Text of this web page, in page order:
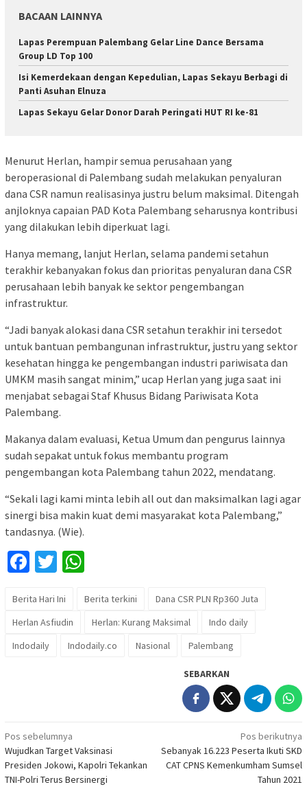
BACAAN LAINNYA
Lapas Perempuan Palembang Gelar Line Dance Bersama
Group LD Top 100
Isi Kemerdekaan dengan Kepedulian, Lapas Sekayu Berbagi di
Panti Asuhan Elnuza
Lapas Sekayu Gelar Donor Darah Peringati HUT RI ke-81
Menurut Herlan, hampir semua perusahaan yang
beroperasional di Palembang sudah melakukan penyaluran
dana CSR namun realisasinya justru belum maksimal. Ditengah
anjloknya capaian PAD Kota Palembang seharusnya kontribusi
yang dilakukan lebih diperkuat lagi.
Hanya memang, lanjut Herlan, selama pandemi setahun
terakhir kebanyakan fokus dan prioritas penyaluran dana CSR
perusahaan lebih banyak ke sektor pengembangan
infrastruktur.
“Jadi banyak alokasi dana CSR setahun terakhir ini tersedot
untuk bantuan pembangunan infrastruktur, justru yang sektor
kesehatan hingga ke pengembangan industri pariwisata dan
UMKM masih sangat minim,” ucap Herlan yang juga saat ini
menjabat sebagai Staf Khusus Bidang Pariwisata Kota
Palembang.
Makanya dalam evaluasi, Ketua Umum dan pengurus lainnya
sudah sepakat untuk fokus membantu program
pengembangan kota Palembang tahun 2022, mendatang.
“Sekali lagi kami minta lebih all out dan maksimalkan lagi agar
sinergi bisa makin kuat demi masyarakat kota Palembang,”
tandasnya. (Wie).
Facebook
Twitter
Berita Hari Ini Berita terkini
Dana CSR PLN Rp360 Juta
Herlan Asfiudin
Herlan: Kurang Maksimal
Indo daily
Indodaily
Indodaily.co Nasional Palembang
SEBARKAN
Navigasi
pos
Pos sebelumnya
Wujudkan Target Vaksinasi
Presiden Jokowi, Kapolri Tekankan
TNI-Polri Terus Bersinergi
Pos berikutnya
Sebanyak 16.223 Peserta Ikuti SKD
CAT CPNS Kemenkumham Sumsel
Tahun 2021